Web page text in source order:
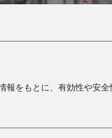
報をもとに、有効性や安